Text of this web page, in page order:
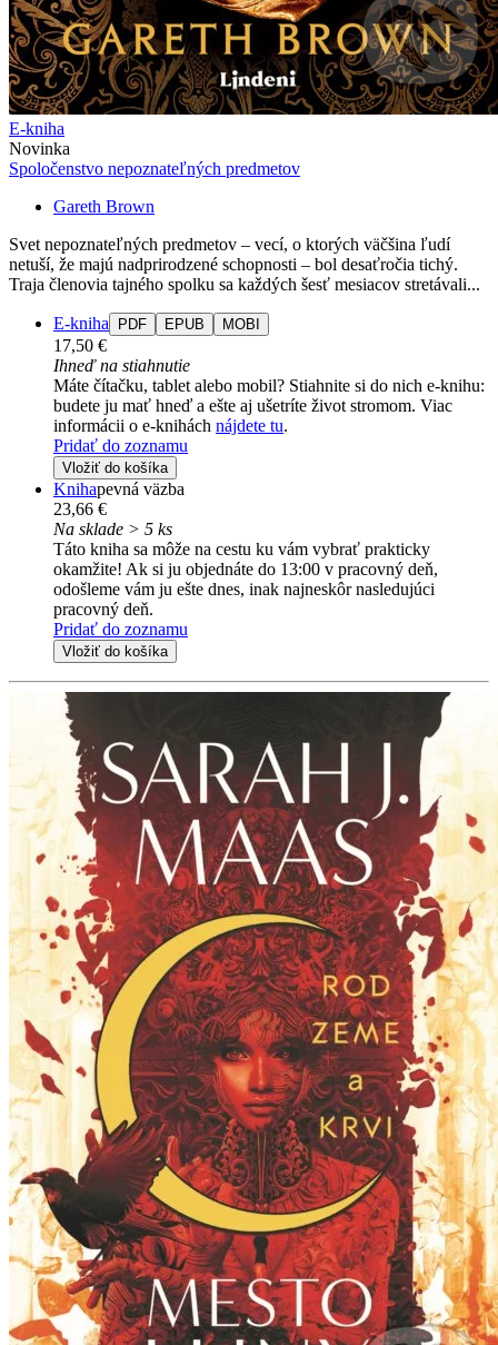
E-kniha
Novinka
Spoločenstvo nepoznateľných predmetov
Gareth Brown
Svet nepoznateľných predmetov – vecí, o ktorých väčšina ľudí
netuší, že majú nadprirodzené schopnosti – bol desaťročia tichý.
Traja členovia tajného spolku sa každých šesť mesiacov stretávali...
E-kniha PDF EPUB MOBI
17,50 €
Ihneď na stiahnutie
Máte čítačku, tablet alebo mobil? Stiahnite si do nich e-knihu:
budete ju mať hneď a ešte aj ušetríte život stromom. Viac
informácii o e-knihách nájdete tu.
Pridať do zoznamu
Vložiť do košíka
Knihapevná väzba
23,66 €
Na sklade > 5 ks
Táto kniha sa môže na cestu ku vám vybrať prakticky
okamžite! Ak si ju objednáte do 13:00 v pracovný deň,
odošleme vám ju ešte dnes, inak najneskôr nasledujúci
pracovný deň.
Pridať do zoznamu
Vložiť do košíka